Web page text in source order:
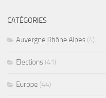
CATÉGORIES
Auvergne Rhône Alpes (4)
Elections (41)
Europe (44)